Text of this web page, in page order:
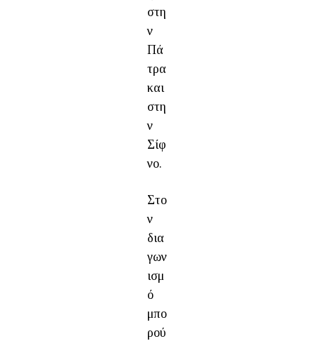
στη
ν
Πά
τρα
και
στη
ν
Σίφ
νο.
Στο
ν
δια
γων
ισμ
ό
μπο
ρού